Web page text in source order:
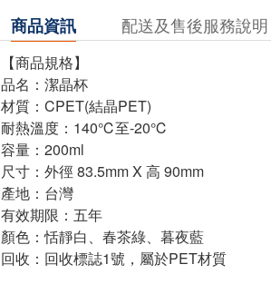
商品資訊 配送及售後服務說明
【商品規格】
品名：潔晶杯
材質：CPET(結晶PET)
耐熱溫度：140℃至-20℃
容量：200ml
尺寸：外徑 83.5mm X 高 90mm
產地：台灣
有效期限：五年
顏色：恬靜白、春茶綠、暮夜藍
回收：回收標誌1號，屬於PET材質